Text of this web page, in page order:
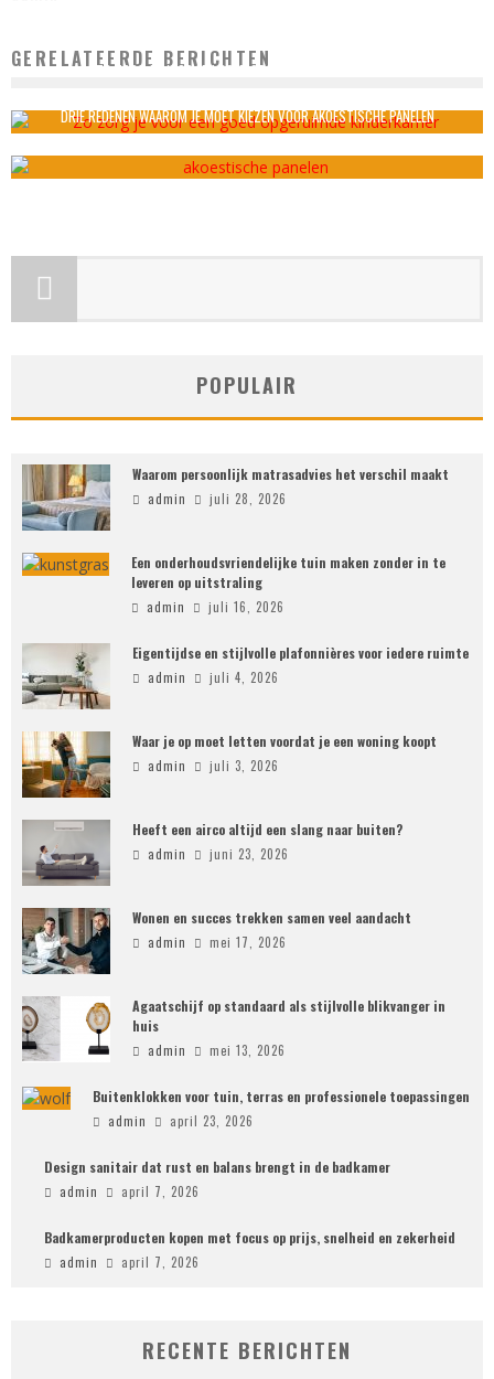
GERELATEERDE BERICHTEN
ZO ZORG JE VOOR EEN GOED OPGERUIMDE KINDERKAMER
DRIE REDENEN WAAROM JE MOET KIEZEN VOOR AKOESTISCHE PANELEN
POPULAIR
Waarom persoonlijk matrasadvies het verschil maakt
admin juli 28, 2026
Een onderhoudsvriendelijke tuin maken zonder in te
leveren op uitstraling
admin juli 16, 2026
Eigentijdse en stijlvolle plafonnières voor iedere ruimte
admin juli 4, 2026
Waar je op moet letten voordat je een woning koopt
admin juli 3, 2026
Heeft een airco altijd een slang naar buiten?
admin juni 23, 2026
Wonen en succes trekken samen veel aandacht
admin mei 17, 2026
Agaatschijf op standaard als stijlvolle blikvanger in
huis
admin mei 13, 2026
Buitenklokken voor tuin, terras en professionele toepassingen
admin april 23, 2026
Design sanitair dat rust en balans brengt in de badkamer
admin april 7, 2026
Badkamerproducten kopen met focus op prijs, snelheid en zekerheid
admin april 7, 2026
RECENTE BERICHTEN